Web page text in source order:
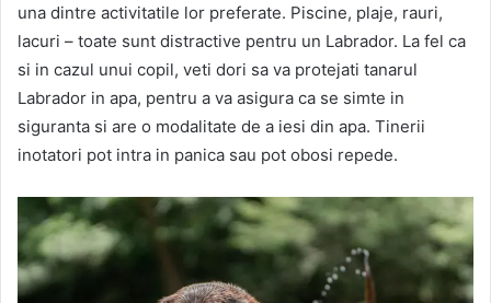
una dintre activitatile lor preferate. Piscine, plaje, rauri,
lacuri – toate sunt distractive pentru un Labrador. La fel ca
si in cazul unui copil, veti dori sa va protejati tanarul
Labrador in apa, pentru a va asigura ca se simte in
siguranta si are o modalitate de a iesi din apa. Tinerii
inotatori pot intra in panica sau pot obosi repede.